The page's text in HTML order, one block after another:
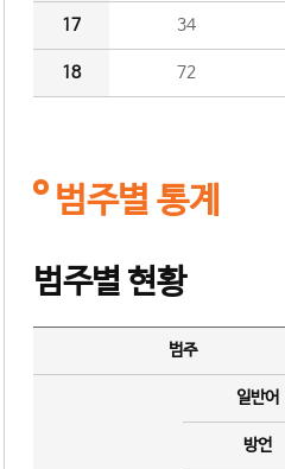
17 34
18 72
범주별 통계
범주별 현황
범주
일반어
방언